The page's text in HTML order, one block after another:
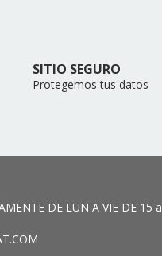
SITIO SEGURO
Protegemos tus datos
DE LUN A VIE DE 15 a